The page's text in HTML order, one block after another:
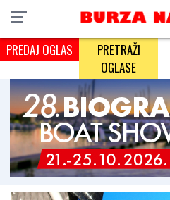
PREDAJ OGLAS
PRETRAŽI
OGLASE